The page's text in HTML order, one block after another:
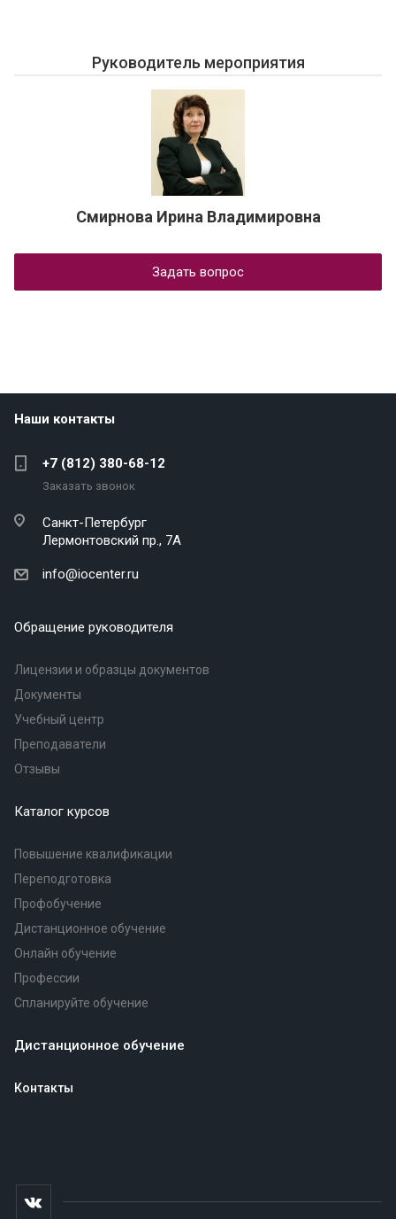
Руководитель мероприятия
Смирнова Ирина Владимировна
Задать вопрос
Наши контакты
+7 (812) 380-68-12
Заказать звонок
Санкт-Петербург
Лермонтовский пр., 7А
info@iocenter.ru
Обращение руководителя
Лицензии и образцы документов
Документы
Учебный центр
Преподаватели
Отзывы
Каталог курсов
Повышение квалификации
Переподготовка
Профобучение
Дистанционное обучение
Онлайн обучение
Профессии
Спланируйте обучение
Дистанционное обучение
Контакты